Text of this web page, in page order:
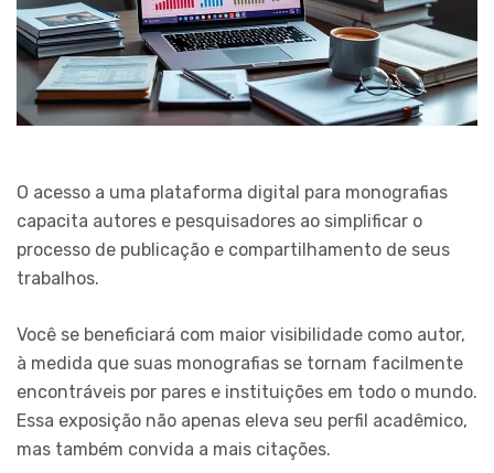
O acesso a uma plataforma digital para monografias
capacita autores e pesquisadores ao simplificar o
processo de publicação e compartilhamento de seus
trabalhos.
Você se beneficiará com maior visibilidade como autor,
à medida que suas monografias se tornam facilmente
encontráveis por pares e instituições em todo o mundo.
Essa exposição não apenas eleva seu perfil acadêmico,
mas também convida a mais citações.